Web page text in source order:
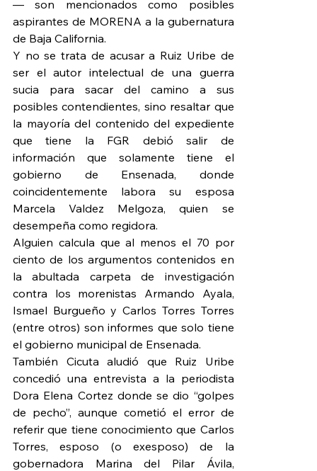
— son mencionados como posibles
aspirantes de MORENA a la gubernatura
de Baja California.
Y no se trata de acusar a Ruiz Uribe de
ser el autor intelectual de una guerra
sucia para sacar del camino a sus
posibles contendientes, sino resaltar que
la mayoría del contenido del expediente
que tiene la FGR debió salir de
información que solamente tiene el
gobierno de Ensenada, donde
coincidentemente labora su esposa
Marcela Valdez Melgoza, quien se
desempeña como regidora.
Alguien calcula que al menos el 70 por
ciento de los argumentos contenidos en
la abultada carpeta de investigación
contra los morenistas Armando Ayala,
Ismael Burgueño y Carlos Torres Torres
(entre otros) son informes que solo tiene
el gobierno municipal de Ensenada.
También Cicuta aludió que Ruiz Uribe
concedió una entrevista a la periodista
Dora Elena Cortez donde se dio “golpes
de pecho”, aunque cometió el error de
referir que tiene conocimiento que Carlos
Torres, esposo (o exesposo) de la
gobernadora Marina del Pilar Ávila,